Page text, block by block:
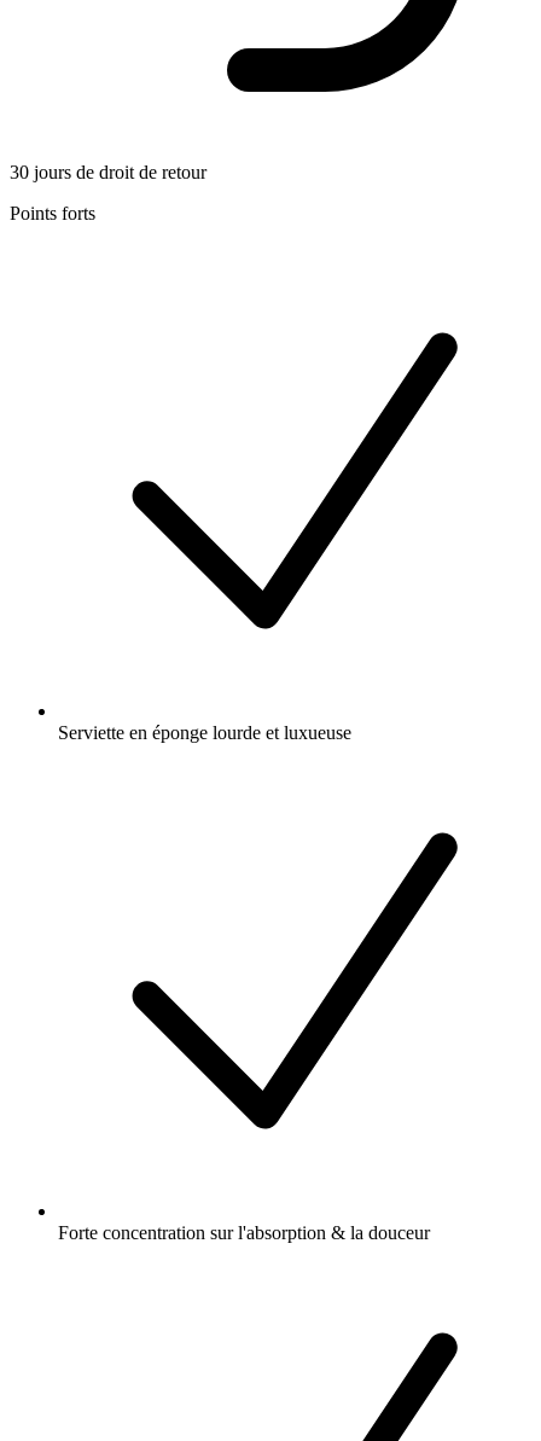
30 jours de droit de retour
Points forts
Serviette en éponge lourde et luxueuse
Forte concentration sur l'absorption & la douceur